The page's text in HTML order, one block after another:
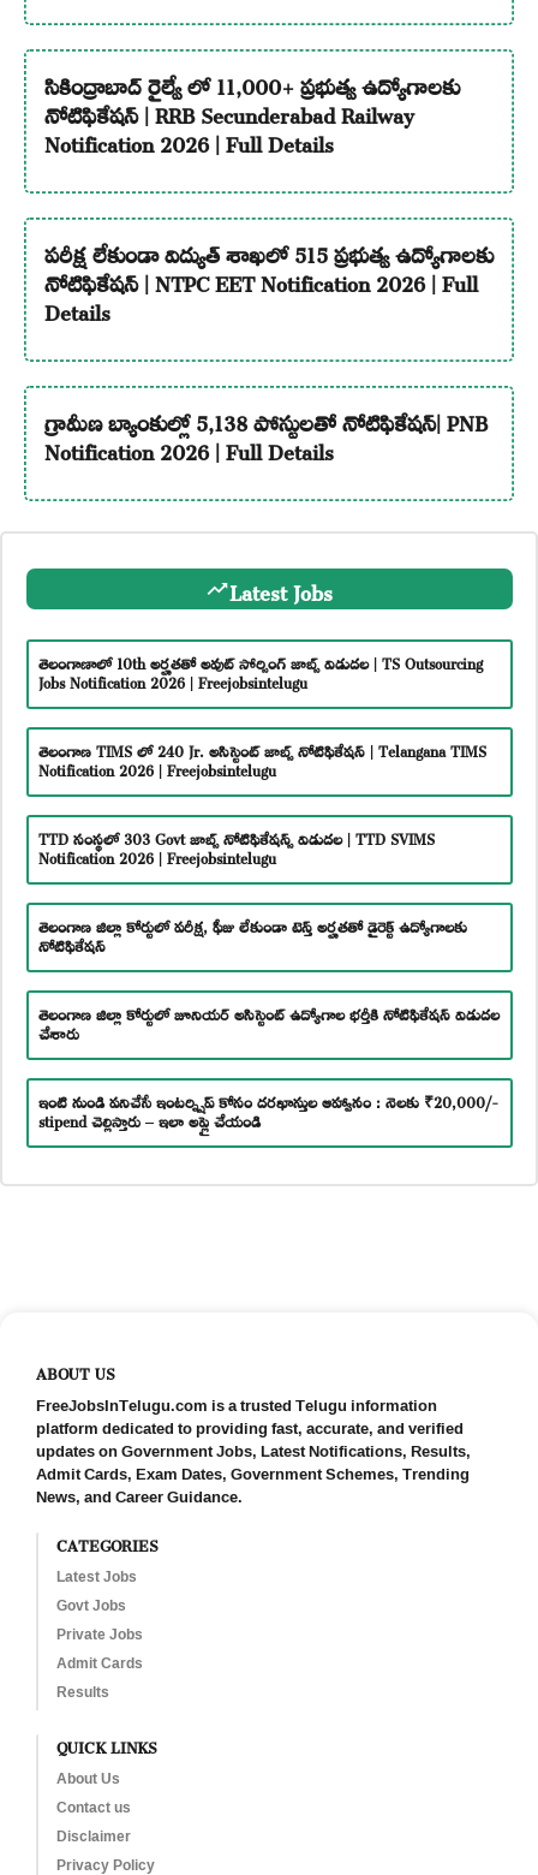
సికింద్రాబాద్ రైల్వే లో 11,000+ ప్రభుత్వ ఉద్యోగాలకు
నోటిఫికేషన్ | RRB Secunderabad Railway
Notification 2026 | Full Details
పరీక్ష లేకుండా విద్యుత్ శాఖలో 515 ప్రభుత్వ ఉద్యోగాలకు
నోటిఫికేషన్ | NTPC EET Notification 2026 | Full
Details
గ్రామీణ బ్యాంకుల్లో 5,138 పోస్టులతో నోటిఫికేషన్| PNB
Notification 2026 | Full Details
Latest Jobs
తెలంగాణాలో 10th అర్హతతో అవుట్ సోర్సింగ్ జాబ్స్ విడుదల | TS Outsourcing
Jobs Notification 2026 | Freejobsintelugu
తెలంగాణ TIMS లో 240 Jr. అసిస్టెంట్ జాబ్స్ నోటిఫికేషన్ | Telangana TIMS
Notification 2026 | Freejobsintelugu
TTD సంస్థలో 303 Govt జాబ్స్ నోటిఫికేషన్స్ విడుదల | TTD SVIMS
Notification 2026 | Freejobsintelugu
తెలంగాణ జిల్లా కోర్టులో పరీక్ష, ఫీజు లేకుండా టెన్త్ అర్హతతో డైరెక్ట్ ఉద్యోగాలకు
నోటిఫికేషన్
తెలంగాణ జిల్లా కోర్టులో జూనియర్ అసిస్టెంట్ ఉద్యోగాల భర్తీకి నోటిఫికేషన్ విడుదల
చేశారు
ఇంటి నుండి పనిచేసే ఇంటర్న్షిప్ కోసం దరఖాస్తుల ఆహ్వానం : నెలకు ₹20,000/-
stipend చెల్లిస్తారు – ఇలా అప్లై చేయండి
ABOUT US
FreeJobsInTelugu.com is a trusted Telugu information
platform dedicated to providing fast, accurate, and verified
updates on Government Jobs, Latest Notifications, Results,
Admit Cards, Exam Dates, Government Schemes, Trending
News, and Career Guidance.
CATEGORIES
Latest Jobs
Govt Jobs
Private Jobs
Admit Cards
Results
QUICK LINKS
About Us
Contact us
Disclaimer
Privacy Policy